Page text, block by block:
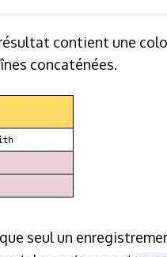
contient une
concaténées.
seul un